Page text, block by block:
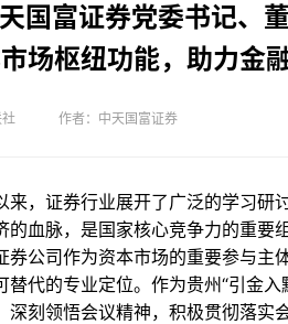
国富证券党委书记、
场枢纽功能，助力金
作者：中天国富证券
来，证券行业展开了广泛的学习研
的血脉，是国家核心竞争力的重要
券公司作为资本市场的重要参与主
替代的专业定位。作为贵州“引金
深刻领悟会议精神，积极贯彻落实